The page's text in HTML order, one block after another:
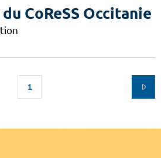
CoReSS Occitanie
1